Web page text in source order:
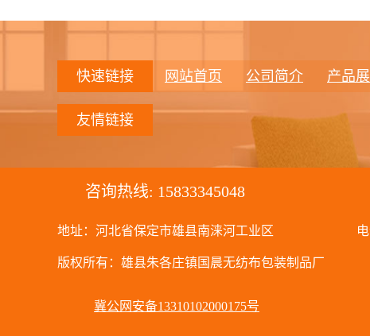
快速链接 网站首页 公司简介 产品
友情链接
咨询热线: 15833345048
地址：河北省保定市雄县南涞河工业区
版权所有：雄县朱各庄镇国晨无纺布包装制品厂
冀公网安备13310102000175号